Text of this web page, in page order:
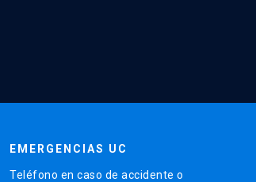
EMERGENCIAS UC
Teléfono en caso de accidente o